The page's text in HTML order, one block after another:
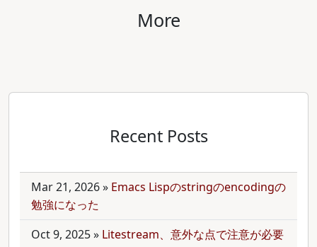
More
Recent Posts
Mar 21, 2026» Emacs Lispのstringのencodingの
勉強になった
Oct 9, 2025» Litestream、意外な点で注意が必要